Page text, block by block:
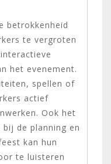
betrokkenheid
te vergroten
het evenement.
spellen of
actief
Ook het
de planning en
kan hun
te luisteren